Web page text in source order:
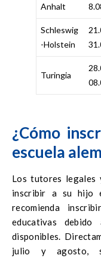
Anhalt
Schleswig
-Holstein
Turingia
¿Cómo
escuela
Los tutores legales
inscribir a su hijo
recomienda
educativas
disponibles.
julio y agosto,